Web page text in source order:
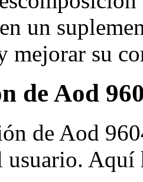
un
mejorar su
de Aod
de Aod
Aquí